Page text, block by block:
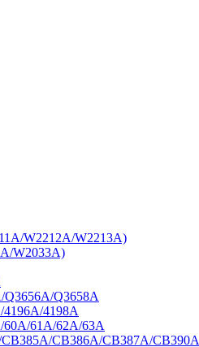
W2212A/W2213A)
W2033A)
Q3658A
4198A
61A/62A/63A
CB386A/CB387A/CB390A